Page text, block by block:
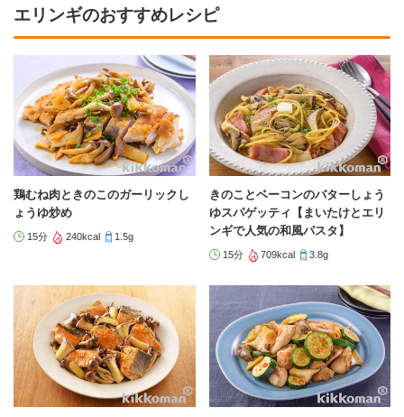
エリンギのおすすめレシピ
鶏むね肉ときのこのガーリックし
ょうゆ炒め
15分 240kcal 1.5g
きのことベーコンのバターしょう
ゆスパゲッティ【まいたけとエリ
ンギで人気の和風パスタ】
15分 709kcal 3.8g